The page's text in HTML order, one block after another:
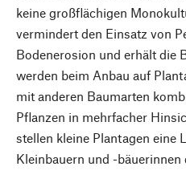
keine großflächigen
vermindert den Einsatz von
Bodenerosion und erhält die
werden beim Anbau auf
mit anderen Baumarten
Pflanzen in mehrfacher
stellen kleine Plantagen eine
Kleinbauern und -bäuerinnen